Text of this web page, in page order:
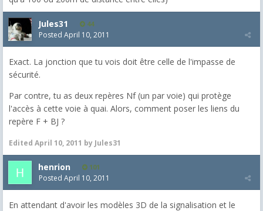
Jules31 44
Posted April 10, 2011
Exact. La jonction que tu vois doit être celle de l'impasse de
sécurité.
Par contre, tu as deux repères Nf (un par voie) qui protège
l'accès à cette voie à quai. Alors, comment poser les liens du
repère F + BJ ?
Edited April 10, 2011 by Jules31
henrion 101
Posted April 10, 2011
En attendant d'avoir les modèles 3D de la signalisation et le